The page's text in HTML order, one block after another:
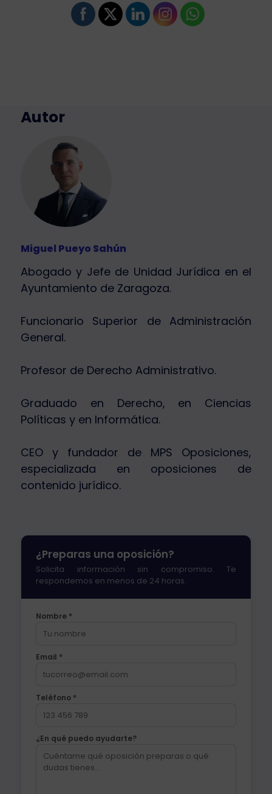
Autor
Miguel Pueyo Sahún
Abogado y Jefe de Unidad Jurídica en el
Ayuntamiento de Zaragoza.
Funcionario Superior de Administración
General.
Profesor de Derecho Administrativo.
Graduado en Derecho, en Ciencias
Políticas y en Informática.
CEO y fundador de MPS Oposiciones,
especializada en oposiciones de
contenido jurídico.
¿Preparas una oposición?
Solicita información sin compromiso. Te
respondemos en menos de 24 horas.
Nombre *
Email *
Teléfono *
¿En qué puedo ayudarte?